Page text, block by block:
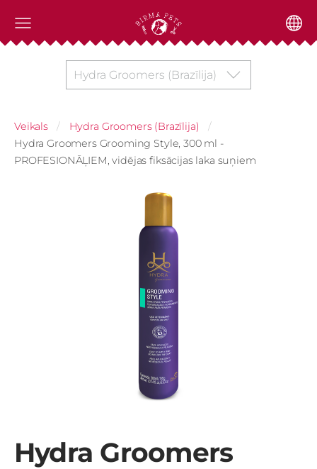
Hydra Groomers (Brazīlija)
Veikals
Hydra Groomers (Brazīlija)
Hydra Groomers Grooming Style, 300 ml -
PROFESIONĀĻIEM, vidējas fiksācijas laka suņiem
Hydra Groomers